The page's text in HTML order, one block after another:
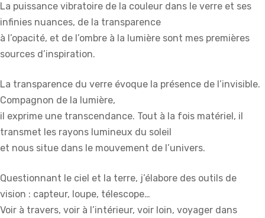
La puissance vibratoire de la couleur dans le verre et ses
infinies nuances, de la transparence
à l’opacité, et de l’ombre à la lumière sont mes premières
sources d’inspiration.
La transparence du verre évoque la présence de l’invisible.
Compagnon de la lumière,
il exprime une transcendance. Tout à la fois matériel, il
transmet les rayons lumineux du soleil
et nous situe dans le mouvement de l’univers.
Questionnant le ciel et la terre, j’élabore des outils de
vision : capteur, loupe, télescope…
Voir à travers, voir à l’intérieur, voir loin, voyager dans